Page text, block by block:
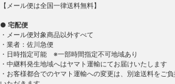
【メール便は全国一律送料無料】
● 宅配便
・メール便対象商品以外すべて
・業者：佐川急便
・日時指定可能 ※一部時間指定不可地域あり
・中継料発生地域へはヤマト運輸にてお届けいたします
・お客様都合でのヤマト運輸への変更は、別途送料をご負